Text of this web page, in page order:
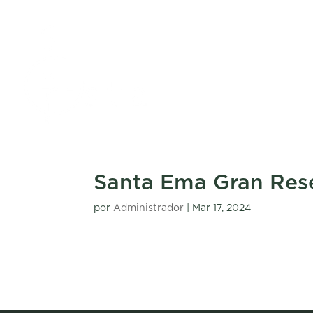
Santa Ema Gran
porAdministrador Mar 17, 2024